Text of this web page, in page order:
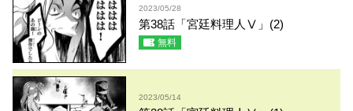
2023/05/28
第38話「宮廷料理人Ⅴ」(2)
無料
2023/05/14